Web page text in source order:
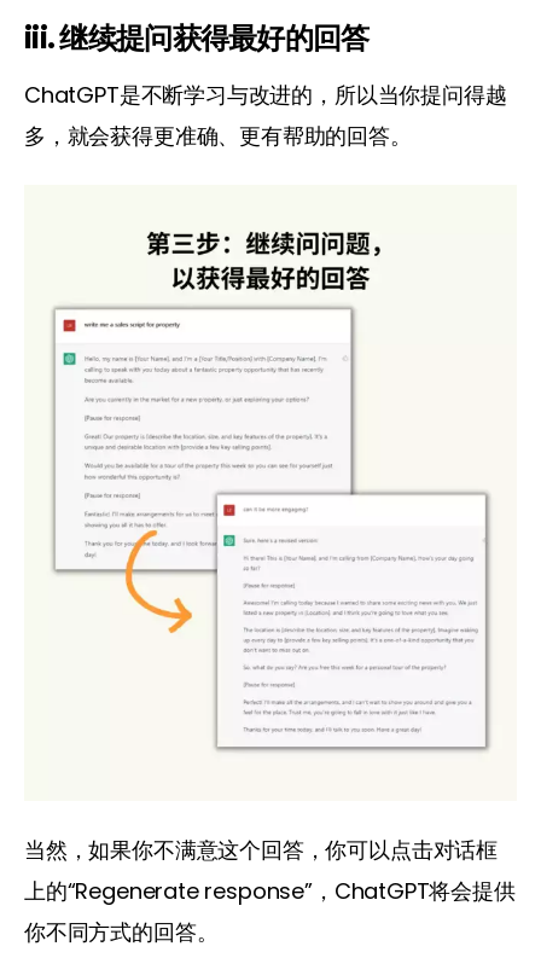
iii. 继续提问获得最好的回答
ChatGPT是不断学习与改进的，所以当你提问得越
多，就会获得更准确、更有帮助的回答。
当然，如果你不满意这个回答，你可以点击对话框
上的“Regenerate response”，ChatGPT将会提供
你不同方式的回答。